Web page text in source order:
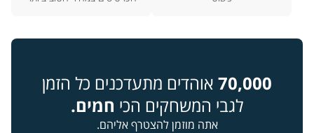
70,000 אוהדים מתעדכנים כל הזמן
לגבי המשחקים הכי חמים.
אתה מוזמן להצטרף אליהם.